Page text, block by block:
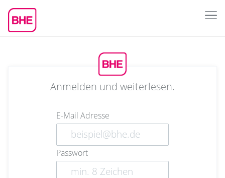
Anmelden und weiterlesen.
E-Mail Adresse
Passwort